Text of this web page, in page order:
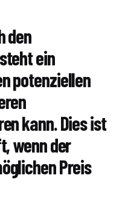
den
ein
potenziellen
kann. Dies ist
wenn der
Preis